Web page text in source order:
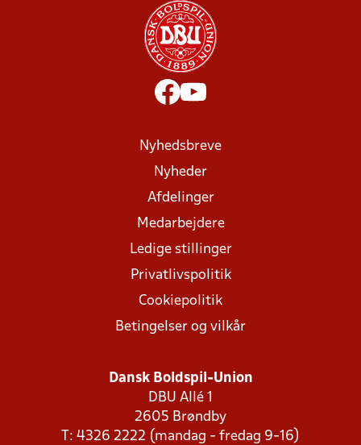
Nyhedsbreve
Nyheder
Afdelinger
Medarbejdere
Ledige stillinger
Privatlivspolitik
Cookiepolitik
Betingelser og vilkår
Dansk Boldspil-Union
DBU Allé 1
2605 Brøndby
T: 4326 2222 (mandag - fredag 9-16)